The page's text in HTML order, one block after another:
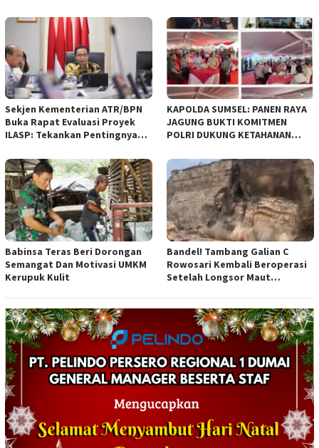
empat Rancangan Peraturan
Daerah (Raperda) yang
diajukan Pemerintah Kota
Bandung
Sekjen Kementerian ATR/BPN
Buka Rapat Evaluasi Proyek
ILASP: Tekankan Pentingnya
Anggaran
KAPOLDA SUMSEL: PANEN RAYA
JAGUNG BUKTI KOMITMEN
POLRI DUKUNG KETAHANAN
Babinsa Teras Beri Dorongan
Semangat Dan Motivasi UMKM
Kerupuk Kulit
Bandel! Tambang Galian C
Rowosari Kembali Beroperasi
Setelah Longsor Maut